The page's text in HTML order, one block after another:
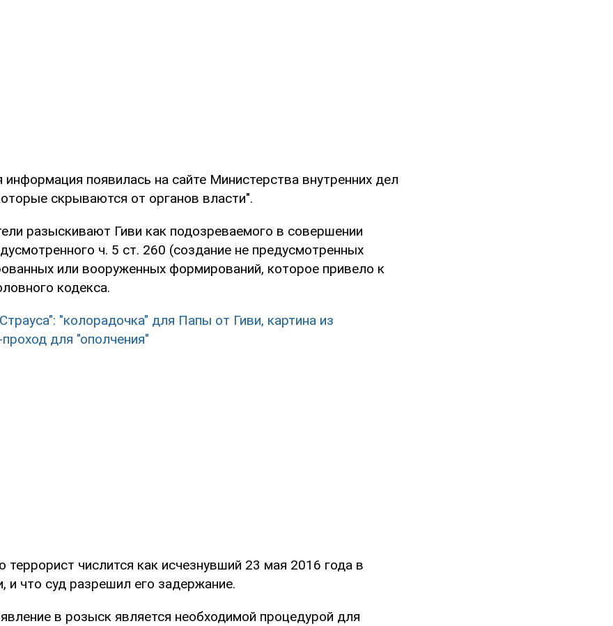
появилась на сайте Министерства внутренних дел
скрываются от органов власти".
разыскивают Гиви как подозреваемого в совершении
ч. 5 ст. 260 (создание не предусмотренных
или вооруженных формирований, которое привело к
кодекса.
"колорадочка" для Папы от Гиви, картина из
для "ополчения"
террорист числится как исчезнувший 23 мая 2016 года в
и что суд разрешил его задержание.
в розыск является необходимой процедурой для